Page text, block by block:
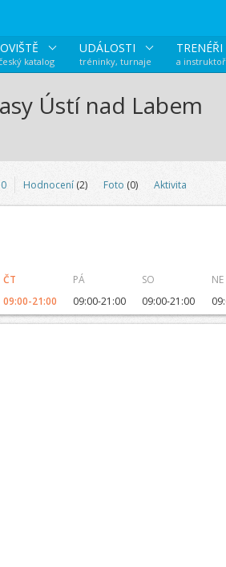
katalog
UDÁLOSTI
tréninky, turnaje
TRENÉŘI
a
Ústí nad Labem
0 Hodnocení(2) Foto (0) Aktivita
ČT PÁ SO
NE
09:00-21:00
09:00-21:00 09:00-21:00